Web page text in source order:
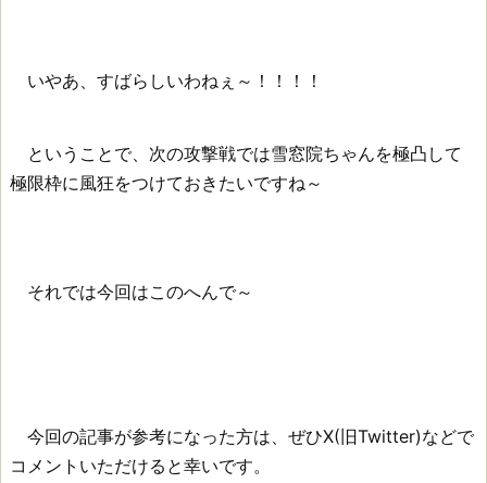
いやあ、すばらしいわねぇ～！！！！
ということで、次の攻撃戦では雪窓院ちゃんを極凸して
極限枠に風狂をつけておきたいですね～
それでは今回はこのへんで～
今回の記事が参考になった方は、ぜひX(旧Twitter)などで
コメントいただけると幸いです。